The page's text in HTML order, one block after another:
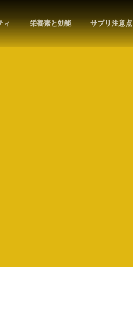
ィ 栄養素と効能 サプリ注意点